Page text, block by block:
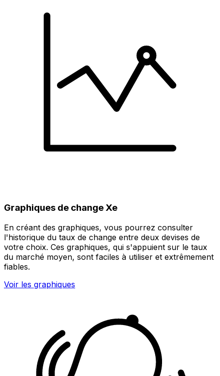
Graphiques de change Xe
En créant des graphiques, vous pourrez consulter
l'historique du taux de change entre deux devises de
votre choix. Ces graphiques, qui s'appuient sur le taux
du marché moyen, sont faciles à utiliser et extrêmement
fiables.
Voir les graphiques